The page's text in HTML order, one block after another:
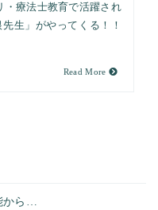
療法士教育で活躍され
生」がやってくる！！
Read More
から…